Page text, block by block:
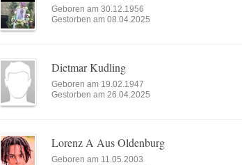
Geboren am 30.12.1956
Gestorben am 08.04.2025
Dietmar Kudling
Geboren am 19.02.1947
Gestorben am 26.04.2025
Lorenz A Aus Oldenburg
Geboren am 11.05.2003